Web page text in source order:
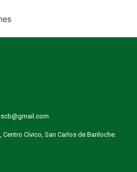
Centro Cívico, San Carlos de Bariloche.